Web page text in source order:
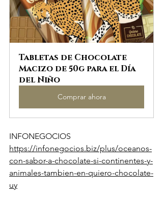
Tabletas de Chocolate
Macizo de 50g para el Día
del Niño
Comprar ahora
INFONEGOCIOS
https://infonegocios.biz/plus/oceanos-
con-sabor-a-chocolate-si-continentes-y-
animales-tambien-en-quiero-chocolate-
uy